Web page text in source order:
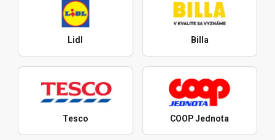
Lidl Billa
Tesco COOP Jednota